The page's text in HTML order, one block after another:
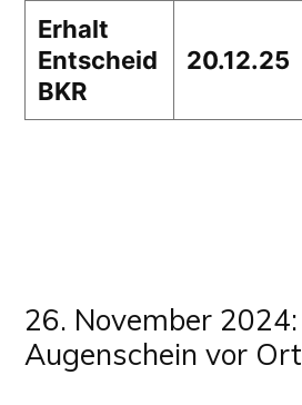
Erhalt
Entscheid
BKR
20.12.25
26. November 2024:
Augenschein vor Ort